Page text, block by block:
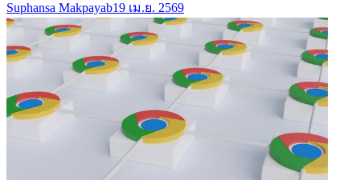
Suphansa Makpayab19 เม.ย. 2569